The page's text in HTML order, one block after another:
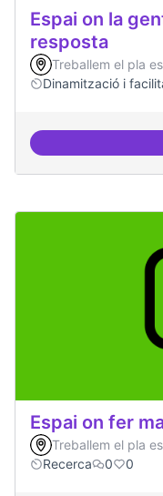
Espai on la
resposta
Treballem el pla
Dinamització i
Espai on fer
Treballem el pla
Recerca
0 0